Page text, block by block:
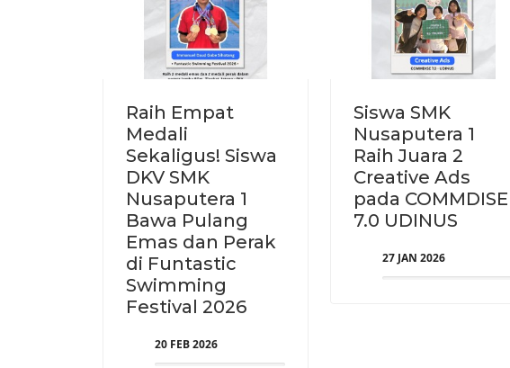
Raih Empat
Medali
Sekaligus! Siswa
DKV SMK
Nusaputera 1
Bawa Pulang
Emas dan Perak
di Funtastic
Swimming
Festival 2026
20 FEB 2026
Siswa SMK
Nusaputera 1
Raih Juara 2
Creative Ads
pada COMMDISE
7.0 UDINUS
27 JAN 2026